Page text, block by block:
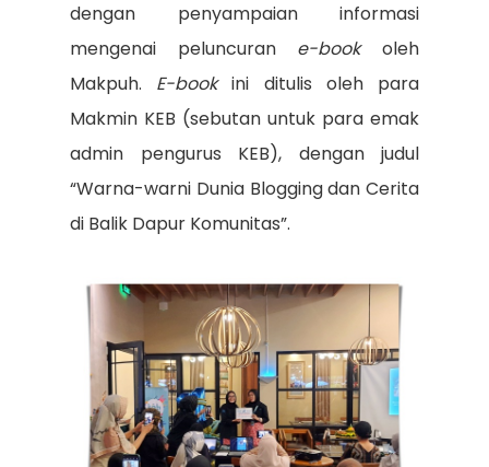
dengan penyampaian informasi
mengenai peluncuran e-bookoleh
Makpuh. E-bookini ditulis oleh para
Makmin KEB (sebutan untuk para emak
admin pengurus KEB), dengan judul
“Warna-warni Dunia Blogging dan Cerita
di Balik Dapur Komunitas”.